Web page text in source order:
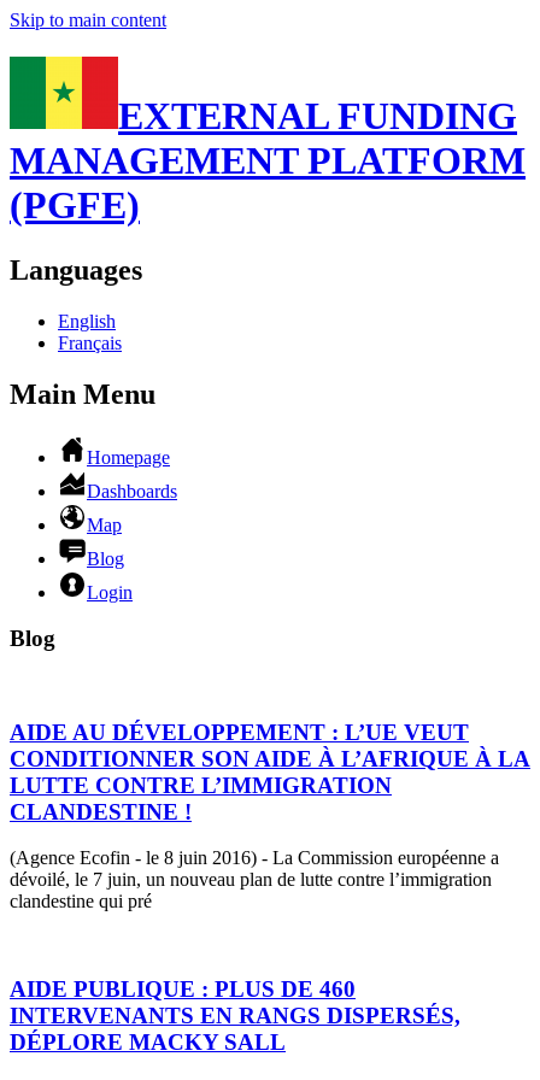
Skip to main content
EXTERNAL FUNDING
MANAGEMENT PLATFORM
(PGFE)
Languages
English
Français
Main Menu
Homepage
Dashboards
Map
Blog
Login
Blog
AIDE AU DÉVELOPPEMENT : L’UE VEUT
CONDITIONNER SON AIDE À L’AFRIQUE À LA
LUTTE CONTRE L’IMMIGRATION
CLANDESTINE !
(Agence Ecofin - le 8 juin 2016) - La Commission européenne a
dévoilé, le 7 juin, un nouveau plan de lutte contre l’immigration
clandestine qui pré
AIDE PUBLIQUE : PLUS DE 460
INTERVENANTS EN RANGS DISPERSÉS,
DÉPLORE MACKY SALL